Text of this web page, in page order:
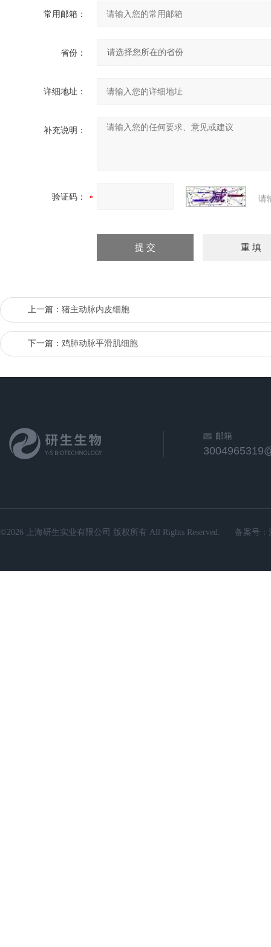
常用邮箱：
省份：
详细地址：
补充说明：
验证码： 请
上一篇： 猪主动脉内皮细胞
下一篇： 鸡肺动脉平滑肌细胞
邮箱
©2026 上海研生实业有限公司 版权所有 All Rights Reserved. 备案号：